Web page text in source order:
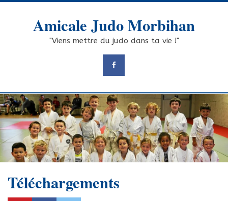
Skip
Amicale Judo Morbihan
"Viens mettre du judo dans ta vie !"
Téléchargements